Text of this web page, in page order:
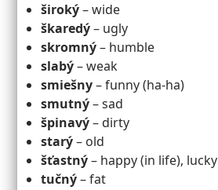
široký– wide
škaredý– ugly
skromný– humble
slabý– weak
smiešny– funny (ha-ha)
smutný– sad
špinavý– dirty
starý– old
šťastný– happy (in life), lucky
tučný– fat